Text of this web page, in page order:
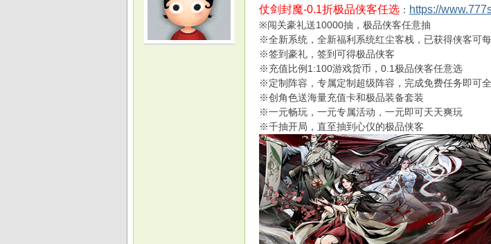
仗剑封魔-0.1折极品侠客任选 ： https://
※闯关豪礼送10000抽，极品侠客任意抽
※全新系统，全新福利系统红尘客栈，已获得侠客可
※签到豪礼，签到可得极品侠客
※充值比例1:100游戏货币，0.1极品侠客任意选
※定制阵容，专属定制超级阵容，完成免费任务即可
※创角色送海量充值卡和极品装备套装
※一元畅玩，一元专属活动，一元即可天天爽玩
※千抽开局，直至抽到心仪的极品侠客